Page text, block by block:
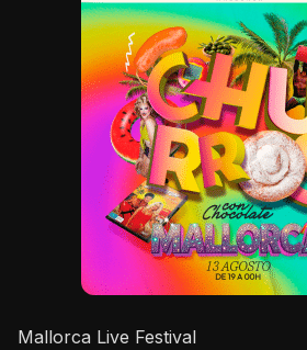
Mallorca Live Festival